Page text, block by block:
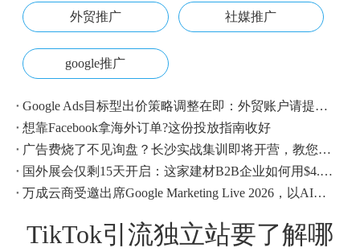
外贸推广 社媒推广
google推广
Google Ads目标型出价策略调整在即：外贸账户请提前校准
想靠Facebook拿海外订单?这份投放指南收好
广告费烧了不见询盘？长沙实战集训即将开营，教您SEM投放+GEO流量收割，把预算变成真订单
国外展会仅剩15天开启：这家建材B2B企业如何用$4.1撬动近500条本地经销商线索？
万成云商受邀出席Google Marketing Live 2026，以AI之力领航出海增长新浪潮
TikTok引流独立站要了解哪